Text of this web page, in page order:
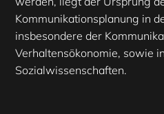
Kommunikationsplanung in
insbesondere der
Verhaltensökonomie, sowie
Sozialwissenschaften.